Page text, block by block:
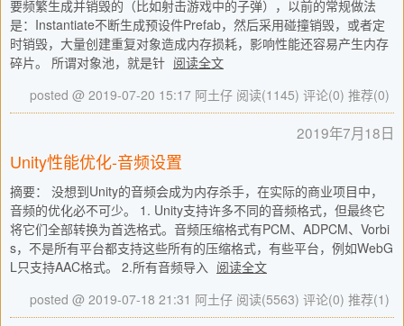
要频繁生成并销毁的（比如射击游戏中的子弹），以前的常规做法
是：Instantiate不断生成预设件Prefab，然后采用碰撞销毁，或者定
时销毁，大量创建重复对象造成内存损耗，影响性能还容易产生内存
碎片。 所谓对象池，就是针 阅读全文
posted @ 2019-07-20 15:17 阿土仔 阅读(1145) 评论(0) 推荐(0)
2019年7月18日
Unity性能优化-音频设置
摘要： 没想到Unity的音频会成为内存杀手，在实际的商业项目中，
音频的优化必不可少。 1. Unity支持许多不同的音频格式，但最终它
将它们全部转换为首选格式。音频压缩格式有PCM、ADPCM、Vorbi
s，不是所有平台都支持这些所有的压缩格式，有些平台，例如WebG
L只支持AAC格式。 2.所有音频导入 阅读全文
posted @ 2019-07-18 21:31 阿土仔 阅读(5563) 评论(0) 推荐(1)